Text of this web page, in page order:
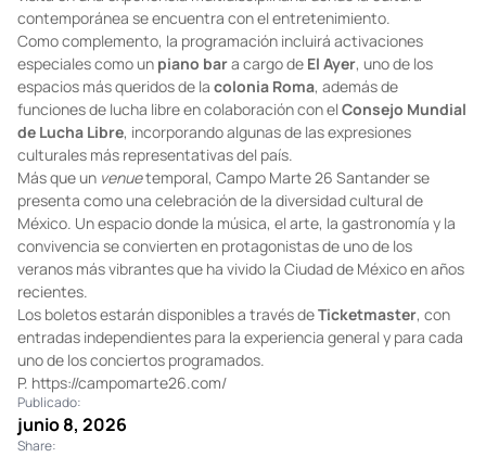
contemporánea se encuentra con el entretenimiento.
Como complemento, la programación incluirá activaciones
especiales como un piano bara cargo de El Ayer, uno de los
espacios más queridos de la colonia Roma, además de
funciones de lucha libre en colaboración con elConsejo Mundial
de Lucha Libre, incorporando algunas de las expresiones
culturales más representativas del país.
Más que un venuetemporal, Campo Marte 26 Santander se
presenta como una celebración de la diversidad cultural de
México. Un espacio donde la música, el arte, la gastronomía y la
convivencia se convierten en protagonistas de uno de los
veranos más vibrantes que ha vivido la Ciudad de México en años
recientes.
Los boletos estarán disponibles a través deTicketmaster, con
entradas independientes para la experiencia general y para cada
uno de los conciertos programados.
P. https://campomarte26.com/
Publicado:
junio 8, 2026
Share: